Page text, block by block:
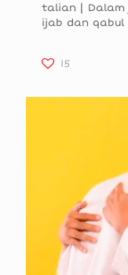
talian | Dalam
ijab dan qabul
15